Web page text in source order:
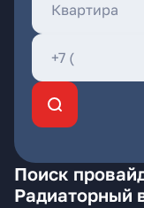
Поиск
Радиаторный